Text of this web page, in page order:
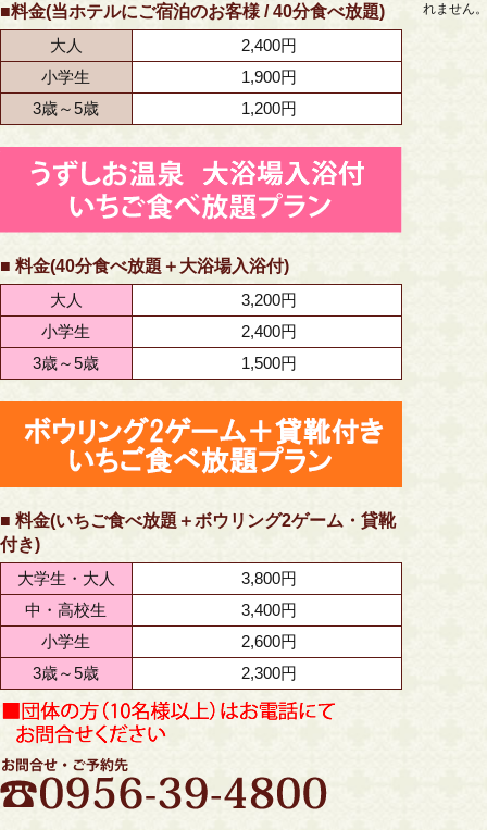
■料金(当ホテルにご宿泊のお客様 / 40分食べ放題)
大人
2,400円
小学生
1,900円
3歳～5歳
1,200円
■ 料金(40分食べ放題＋大浴場入浴付)
大人
3,200円
小学生
2,400円
3歳～5歳
1,500円
■ 料金(いちご食べ放題＋ボウリング2ゲーム・貸靴
付き)
大学生・大人
3,800円
中・高校生
3,400円
小学生
2,600円
3歳～5歳
2,300円
れません